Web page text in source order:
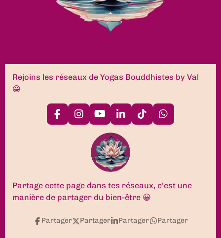
Rejoins les réseaux de Yogas Bouddhistes by Val
😀
F
a
k
I
n
a
m
Y
o
u
T
u
b
e
L
i
n
k
e
d
n
T
i
W
h
p
Partage cette page dans tes réseaux, c'est une
manière de partager du bien-être 😀
Partager Partager Partager Partager